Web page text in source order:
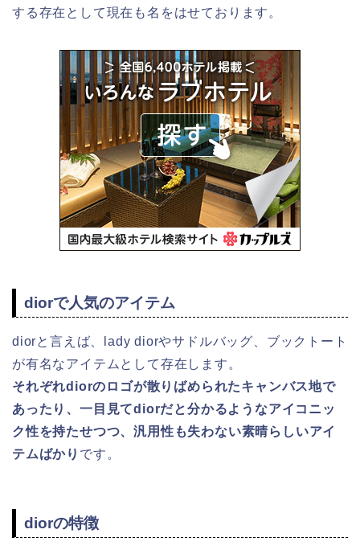
する存在として現在も名をはせております。
diorで人気のアイテム
diorと言えば、lady diorやサドルバッグ、ブックトート
が有名なアイテムとして存在します。
それぞれdiorのロゴが散りばめられたキャンバス地で
あったり、一目見てdiorだと分かるようなアイコニッ
ク性を持たせつつ、汎用性も失わない素晴らしいアイ
テムばかり です。
diorの特徴